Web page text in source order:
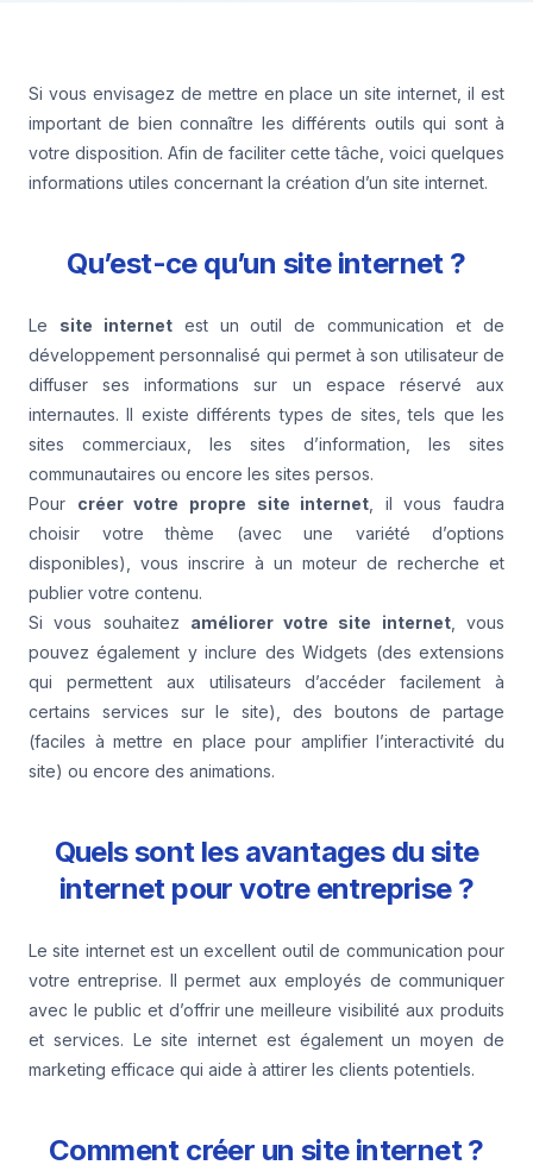
Si vous envisagez de mettre en place un site internet, il est
important de bien connaître les différents outils qui sont à
votre disposition. Afin de faciliter cette tâche, voici quelques
informations utiles concernant la création d’un site internet.
Qu’est-ce qu’un site internet ?
Le site internetest un outil de communication et de
développement personnalisé qui permet à son utilisateur de
diffuser ses informations sur un espace réservé aux
internautes. Il existe différents types de sites, tels que les
sites commerciaux, les sites d’information, les sites
communautaires ou encore les sites persos.
Pour créer votre propre site internet , il vous faudra
choisir votre thème (avec une variété d’options
disponibles), vous inscrire à un moteur de recherche et
publier votre contenu.
Si vous souhaitez améliorer votre site internet, vous
pouvez également y inclure des Widgets (des extensions
qui permettent aux utilisateurs d’accéder facilement à
certains services sur le site), des boutons de partage
(faciles à mettre en place pour amplifier l’interactivité du
site) ou encore des animations.
Quels sont les avantages du site
internet pour votre entreprise ?
Le site internet est un excellent outil de communication pour
votre entreprise. Il permet aux employés de communiquer
avec le public et d’offrir une meilleure visibilité aux produits
et services. Le site internet est également un moyen de
marketing efficace qui aide à attirer les clients potentiels.
Comment créer un site internet ?